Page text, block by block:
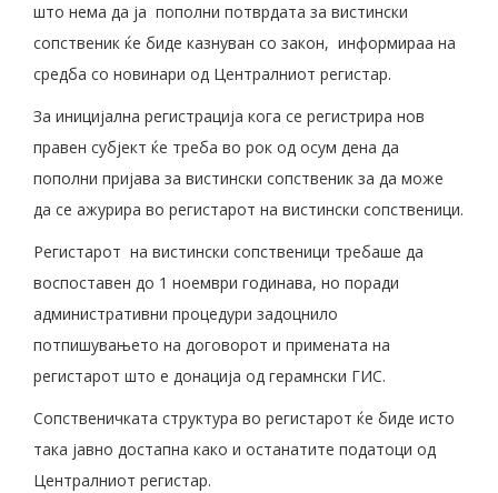
што нема да ја пополни потврдата за вистински
сопственик ќе биде казнуван со закон, информираа на
средба со новинари од Централниот регистар.
За иницијална регистрација кога се регистрира нов
правен субјект ќе треба во рок од осум дена да
пополни пријава за вистински сопственик за да може
да се ажурира во регистарот на вистински сопственици.
Регистарот на вистински сопственици требаше да
воспоставен до 1 ноември годинава, но поради
административни процедури задоцнило
потпишувањето на договорот и примената на
регистарот што е донација од герамнски ГИС.
Сопственичката структура во регистарот ќе биде исто
така јавно достапна како и останатите податоци од
Централниот регистар.